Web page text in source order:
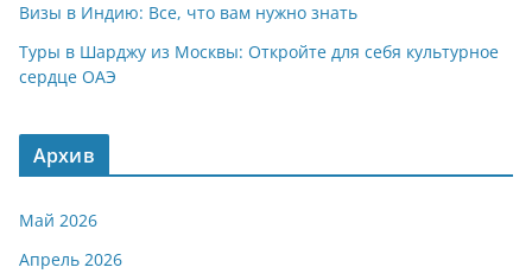
Визы в Индию: Все, что вам нужно знать
Туры в Шарджу из Москвы: Откройте для себя культурное
сердце ОАЭ
Архив
Май 2026
Апрель 2026